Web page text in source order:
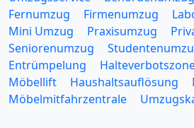
Fernumzug
Firmenumzug
Mini Umzug
Praxisumzug
Seniorenumzug
Entrümpelung
Möbellift
Haushaltsauflösung
Möbelmitfahrzentrale